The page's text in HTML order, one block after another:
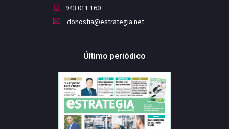
943 011 160
donostia@estrategia.net
Último periódico